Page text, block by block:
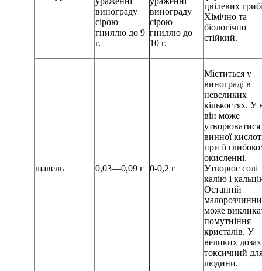
винограду
сірою
гниллю до 9
г.
винограду
сірою
гниллю до
10 г.
цвілевих
Хімічно та
біологічно
стійкий.
щавель 0,03—0,09 г 0-0,2 г
Міститься у
винограді в
невеликих
кількостях. У
він може
утворюватися
винної
при її
окисленні.
Утворює солі
калію і
Останній
може
помутніння
кристалів. У
великих дозах
токсичний
людини.